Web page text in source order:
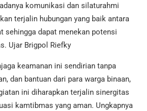
komunikasi dan silaturahmi
terjalin hubungan yang baik antara
sehingga dapat menekan potensi
Ujar Brigpol Riefky
keamanan ini sendirian tanpa
dan bantuan dari para warga binaan,
ini diharapkan terjalin sinergitas
kamtibmas yang aman. Ungkapnya